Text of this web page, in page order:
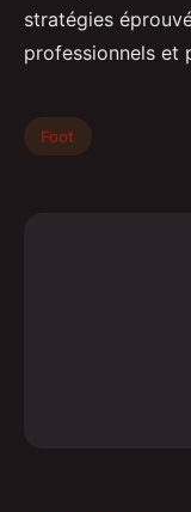
stratégies
professionnels et
Foot